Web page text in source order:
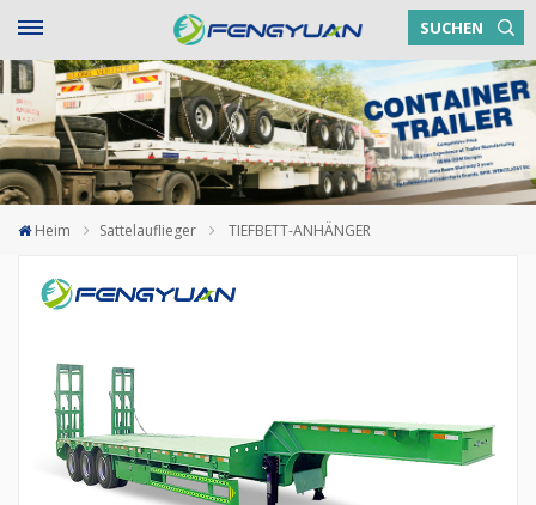
SUCHEN
Heim Sattelauflieger TIEFBETT-ANHÄNGER